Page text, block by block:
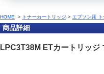
HOME > トナーカートリッジ > エプソン用
商品詳細
LPC3T38M ETカートリッジ